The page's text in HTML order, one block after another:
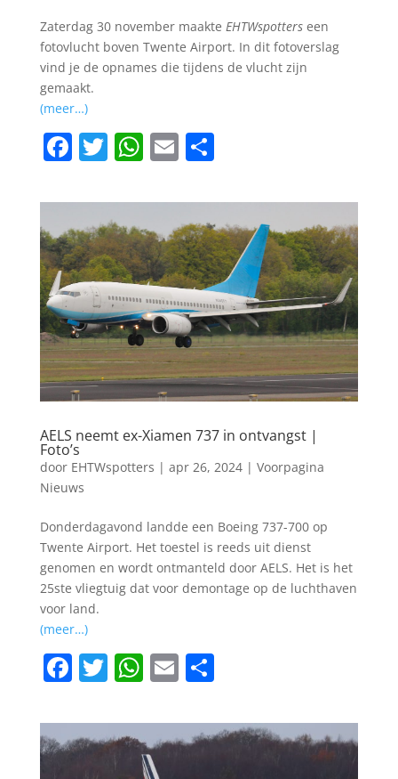
Zaterdag 30 november maakte EHTWspotterseen
fotovlucht boven Twente Airport. In dit fotoverslag
vind je de opnames die tijdens de vlucht zijn
gemaakt.
(meer…)
F
c
e
b
o
o
k
T
itt
er
W
at
s
A
p
p
E
ai
l
D
e
n
AELS neemt ex-Xiamen 737 in ontvangst |
Foto’s
door EHTWspotters | apr 26, 2024| Voorpagina
Nieuws
Donderdagavond landde een Boeing 737-700 op
Twente Airport. Het toestel is reeds uit dienst
genomen en wordt ontmanteld door AELS. Het is het
25ste vliegtuig dat voor demontage op de luchthaven
voor land.
(meer…)
F
c
e
T
itt
er
W
at
s
E
ai
l
D
e
n